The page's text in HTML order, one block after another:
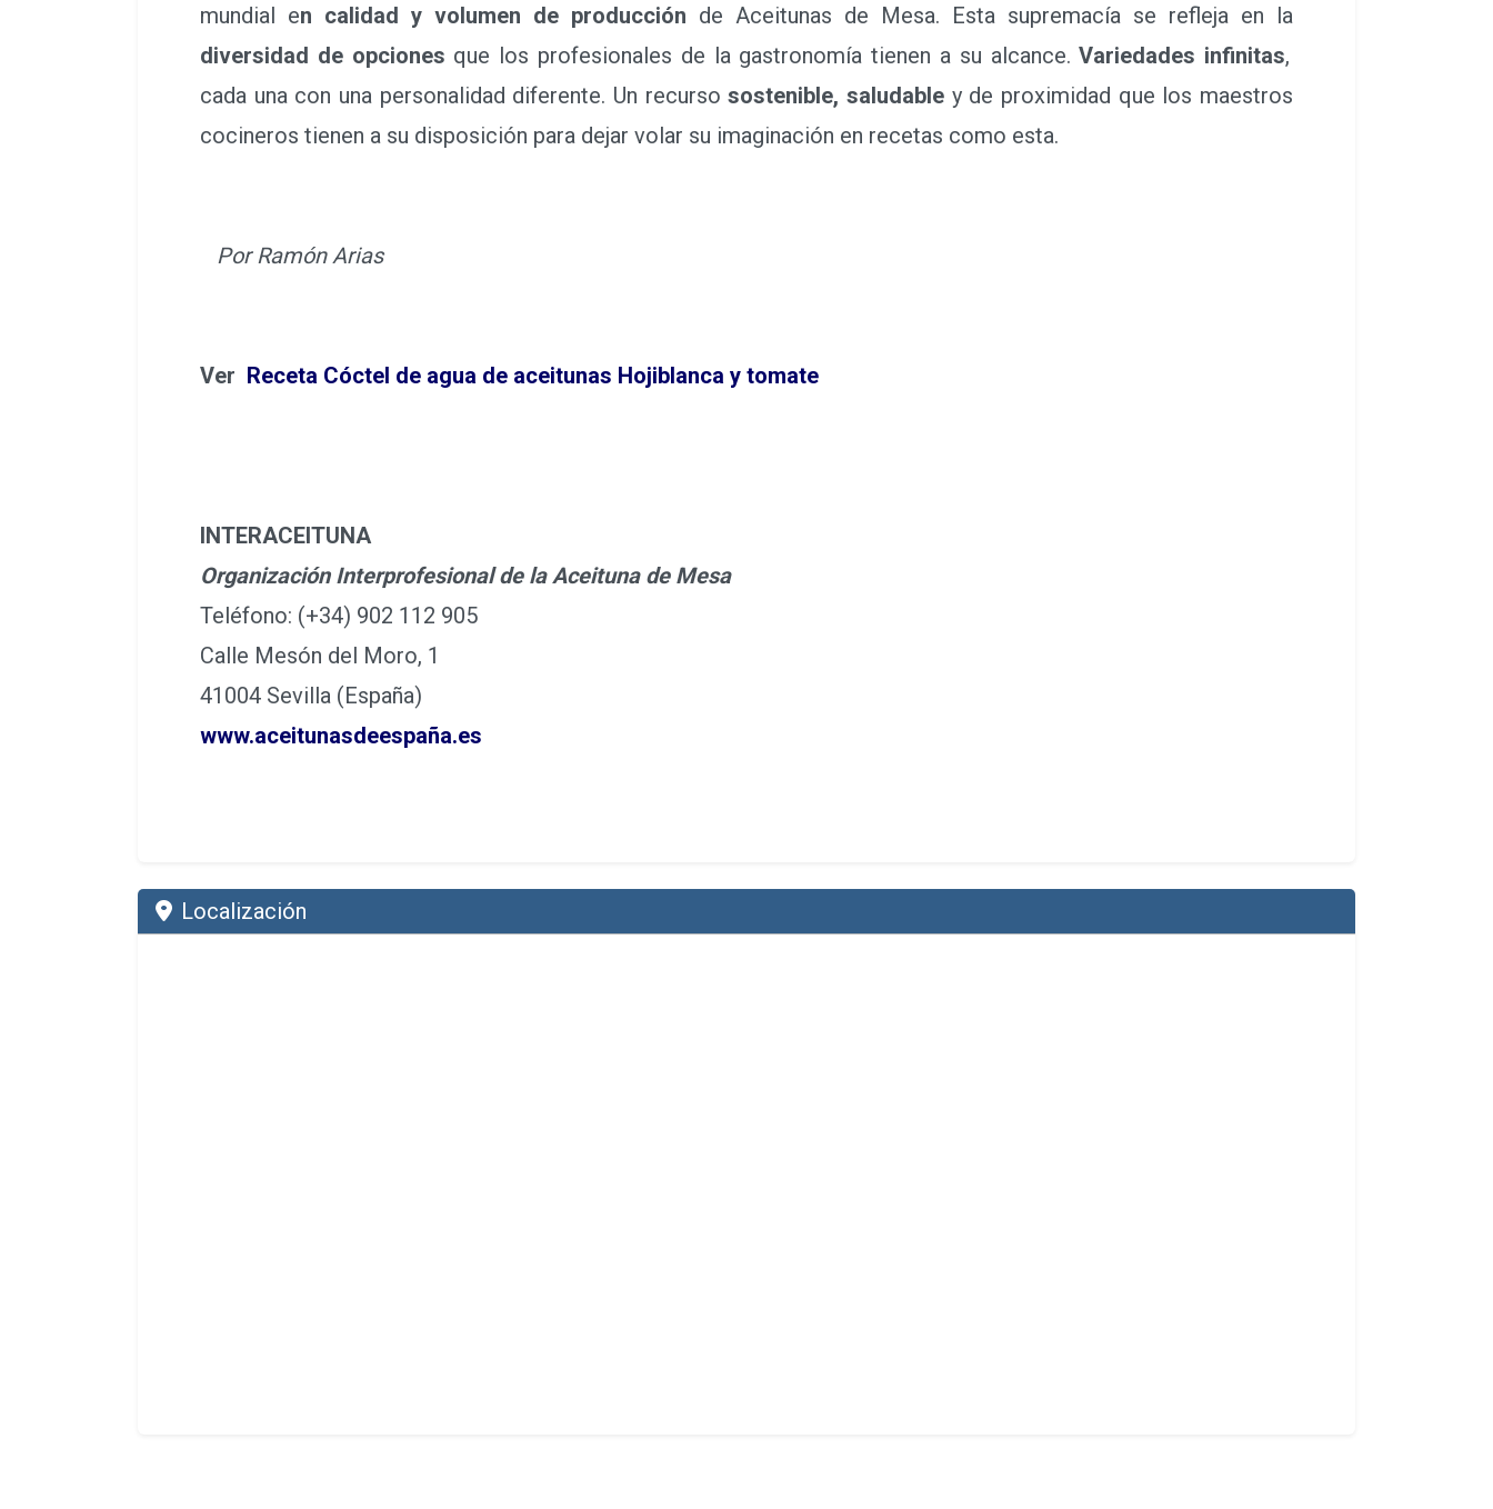
mundial en calidad y volumen de producción de Aceitunas de Mesa. Esta supremacía se refleja en la
diversidad de opciones que los profesionales de la gastronomía tienen a su alcance.Variedades infinitas,
cada una con una personalidad diferente. Un recursosostenible, saludable y de proximidad que los maestros
cocineros tienen a su disposición para dejar volar su imaginación en recetas como esta.
Por Ramón Arias
Ver Receta Cóctel de agua de aceitunas Hojiblanca y tomate
INTERACEITUNA
Organización Interprofesional de la Aceituna de Mesa
Teléfono: (+34) 902 112 905
Calle Mesón del Moro, 1
41004 Sevilla (España)
www.aceitunasdeespaña.es
Localización